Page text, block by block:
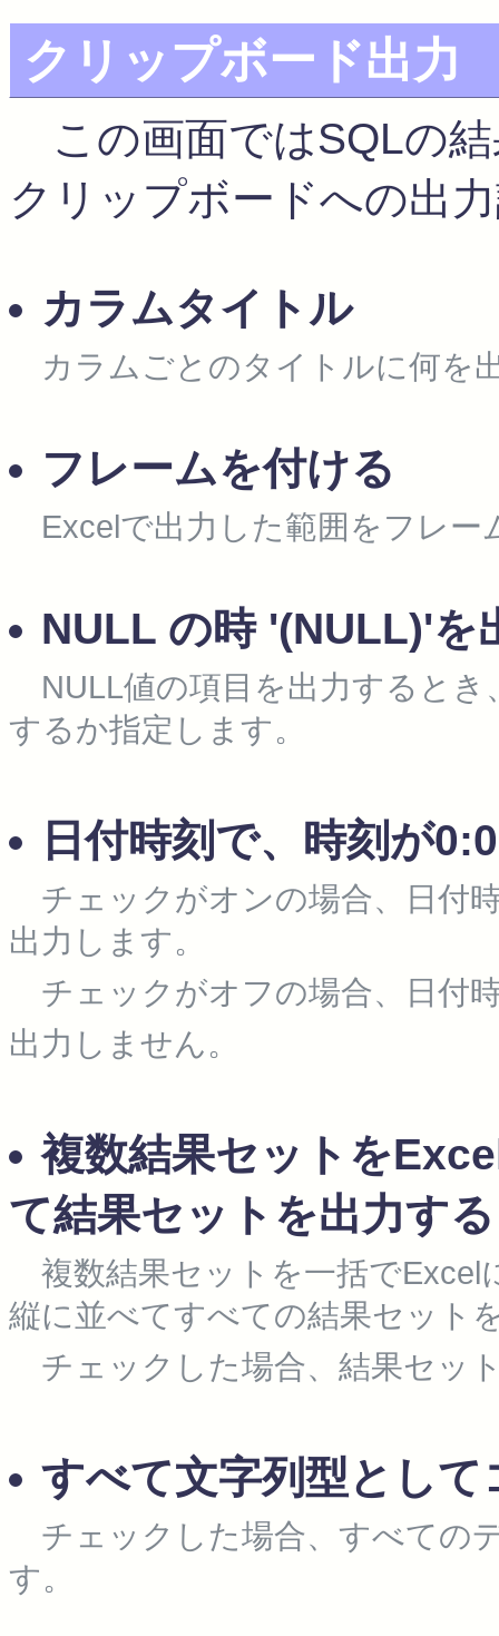
クリップボード出力
この画面ではSQLの
クリップボードへの出
カラムタイトル
カラムごとのタイトルに何を
フレームを付ける
Excelで出力した範囲をフレー
NULL の時 '(NULL)'を
NULL値の項目を出力するとき
するか指定します。
日付時刻で、時刻が
チェックがオンの場合、日付
出力します。
チェックがオフの場合、日付
出力しません。
複数結果セットを
て結果セットを出力する
複数結果セットを一括でExcel
縦に並べてすべての結果セット
チェックした場合、結果セッ
すべて文字列型として
チェックした場合、すべての
す。